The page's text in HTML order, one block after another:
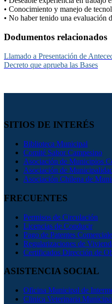
• Conocimiento y manejo de
• No haber tenido una evaluación
Dodumentos relacionados
Llamado a Presentación de
Decreto que aprueba las Bases
SITIOS DE INTERÉS
Biblioteca Municipal
Comité Sabor Campesino
Asociación de Municipios
Asociación de
Asociación Chilena de
FRECUENTES
Permisos de Circulación
Licencias de Conducir
Pago de Patentes
Regularizaciones de
Certificados Dirección de
ASISTENCIA SOCIAL
Oficina Municipal de
Clinica Veterinaria